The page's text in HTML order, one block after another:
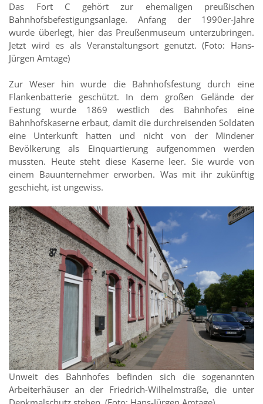
Das Fort C gehört zur ehemaligen preußischen
Bahnhofsbefestigungsanlage. Anfang der 1990er-Jahre
wurde überlegt, hier das Preußenmuseum unterzubringen.
Jetzt wird es als Veranstaltungsort genutzt. (Foto: Hans-
Jürgen Amtage)
Zur Weser hin wurde die Bahnhofsfestung durch eine
Flankenbatterie geschützt. In dem großen Gelände der
Festung wurde 1869 westlich des Bahnhofes eine
Bahnhofskaserne erbaut, damit die durchreisenden Soldaten
eine Unterkunft hatten und nicht von der Mindener
Bevölkerung als Einquartierung aufgenommen werden
mussten. Heute steht diese Kaserne leer. Sie wurde von
einem Bauunternehmer erworben. Was mit ihr zukünftig
geschieht, ist ungewiss.
Unweit des Bahnhofes befinden sich die sogenannten
Arbeiterhäuser an der Friedrich-Wilhelmstraße, die unter